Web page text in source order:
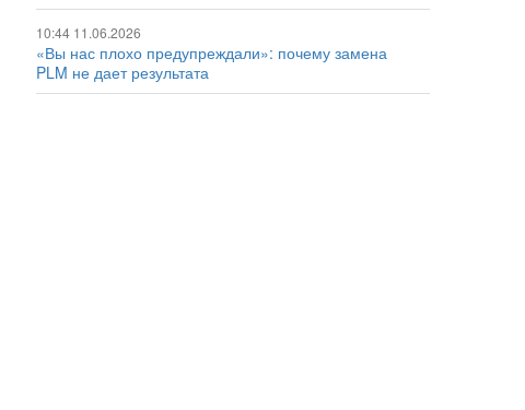
10:44 11.06.2026
«Вы нас плохо предупреждали»: почему замена
PLM не дает результата